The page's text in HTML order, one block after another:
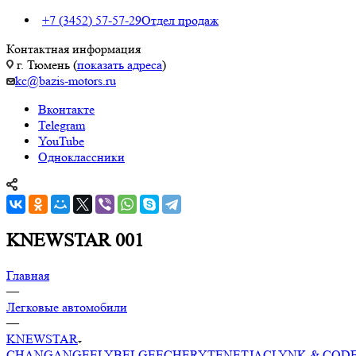
+7 (3452) 57-57-29Отдел продаж
Контактная информация
г. Тюмень (показать адреса)
kc@bazis-motors.ru
Вконтакте
Telegram
YouTube
Одноклассники
KNEWSTAR 001
Главная
—
Легковые автомобили
—
KNEWSTAR